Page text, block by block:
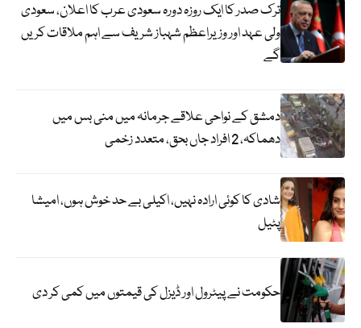
ترک صدر کا ایک روزہ دورہ سعودی عرب کا اعلان، سعودی
ولی عہد اور وزیراعظم شہباز شریف سے اہم ملاقات کریں
گے
دمشق کے نواحی علاقے جرمانہ میں منی بس میں
دھماکہ، 2 افراد جاں بحق، متعدد زخمی
شادی کا کوئی ارادہ نہیں، اکیلی بے حد خوش ہوں، امیشا
پٹیل
حکومت نے پیٹرول اور ڈیزل کی قیمتوں میں کمی کر دی